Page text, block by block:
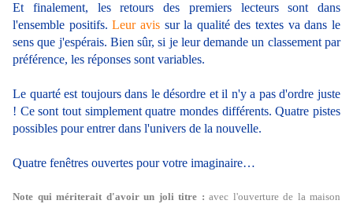
Et finalement, les retours des premiers lecteurs sont dans
l'ensemble positifs.Leur avissur la qualité des textes va dans le
sens que j'espérais. Bien sûr, si je leur demande un classement par
préférence, les réponses sont variables.
Le quarté est toujours dans le désordre et il n'y a pas d'ordre juste
! Ce sont tout simplement quatre mondes différents. Quatre pistes
possibles pour entrer dans l'univers de la nouvelle.
Quatre fenêtres ouvertes pour votre imaginaire…
Note qui mériterait d'avoir un joli titre : avec l'ouverture de la maison